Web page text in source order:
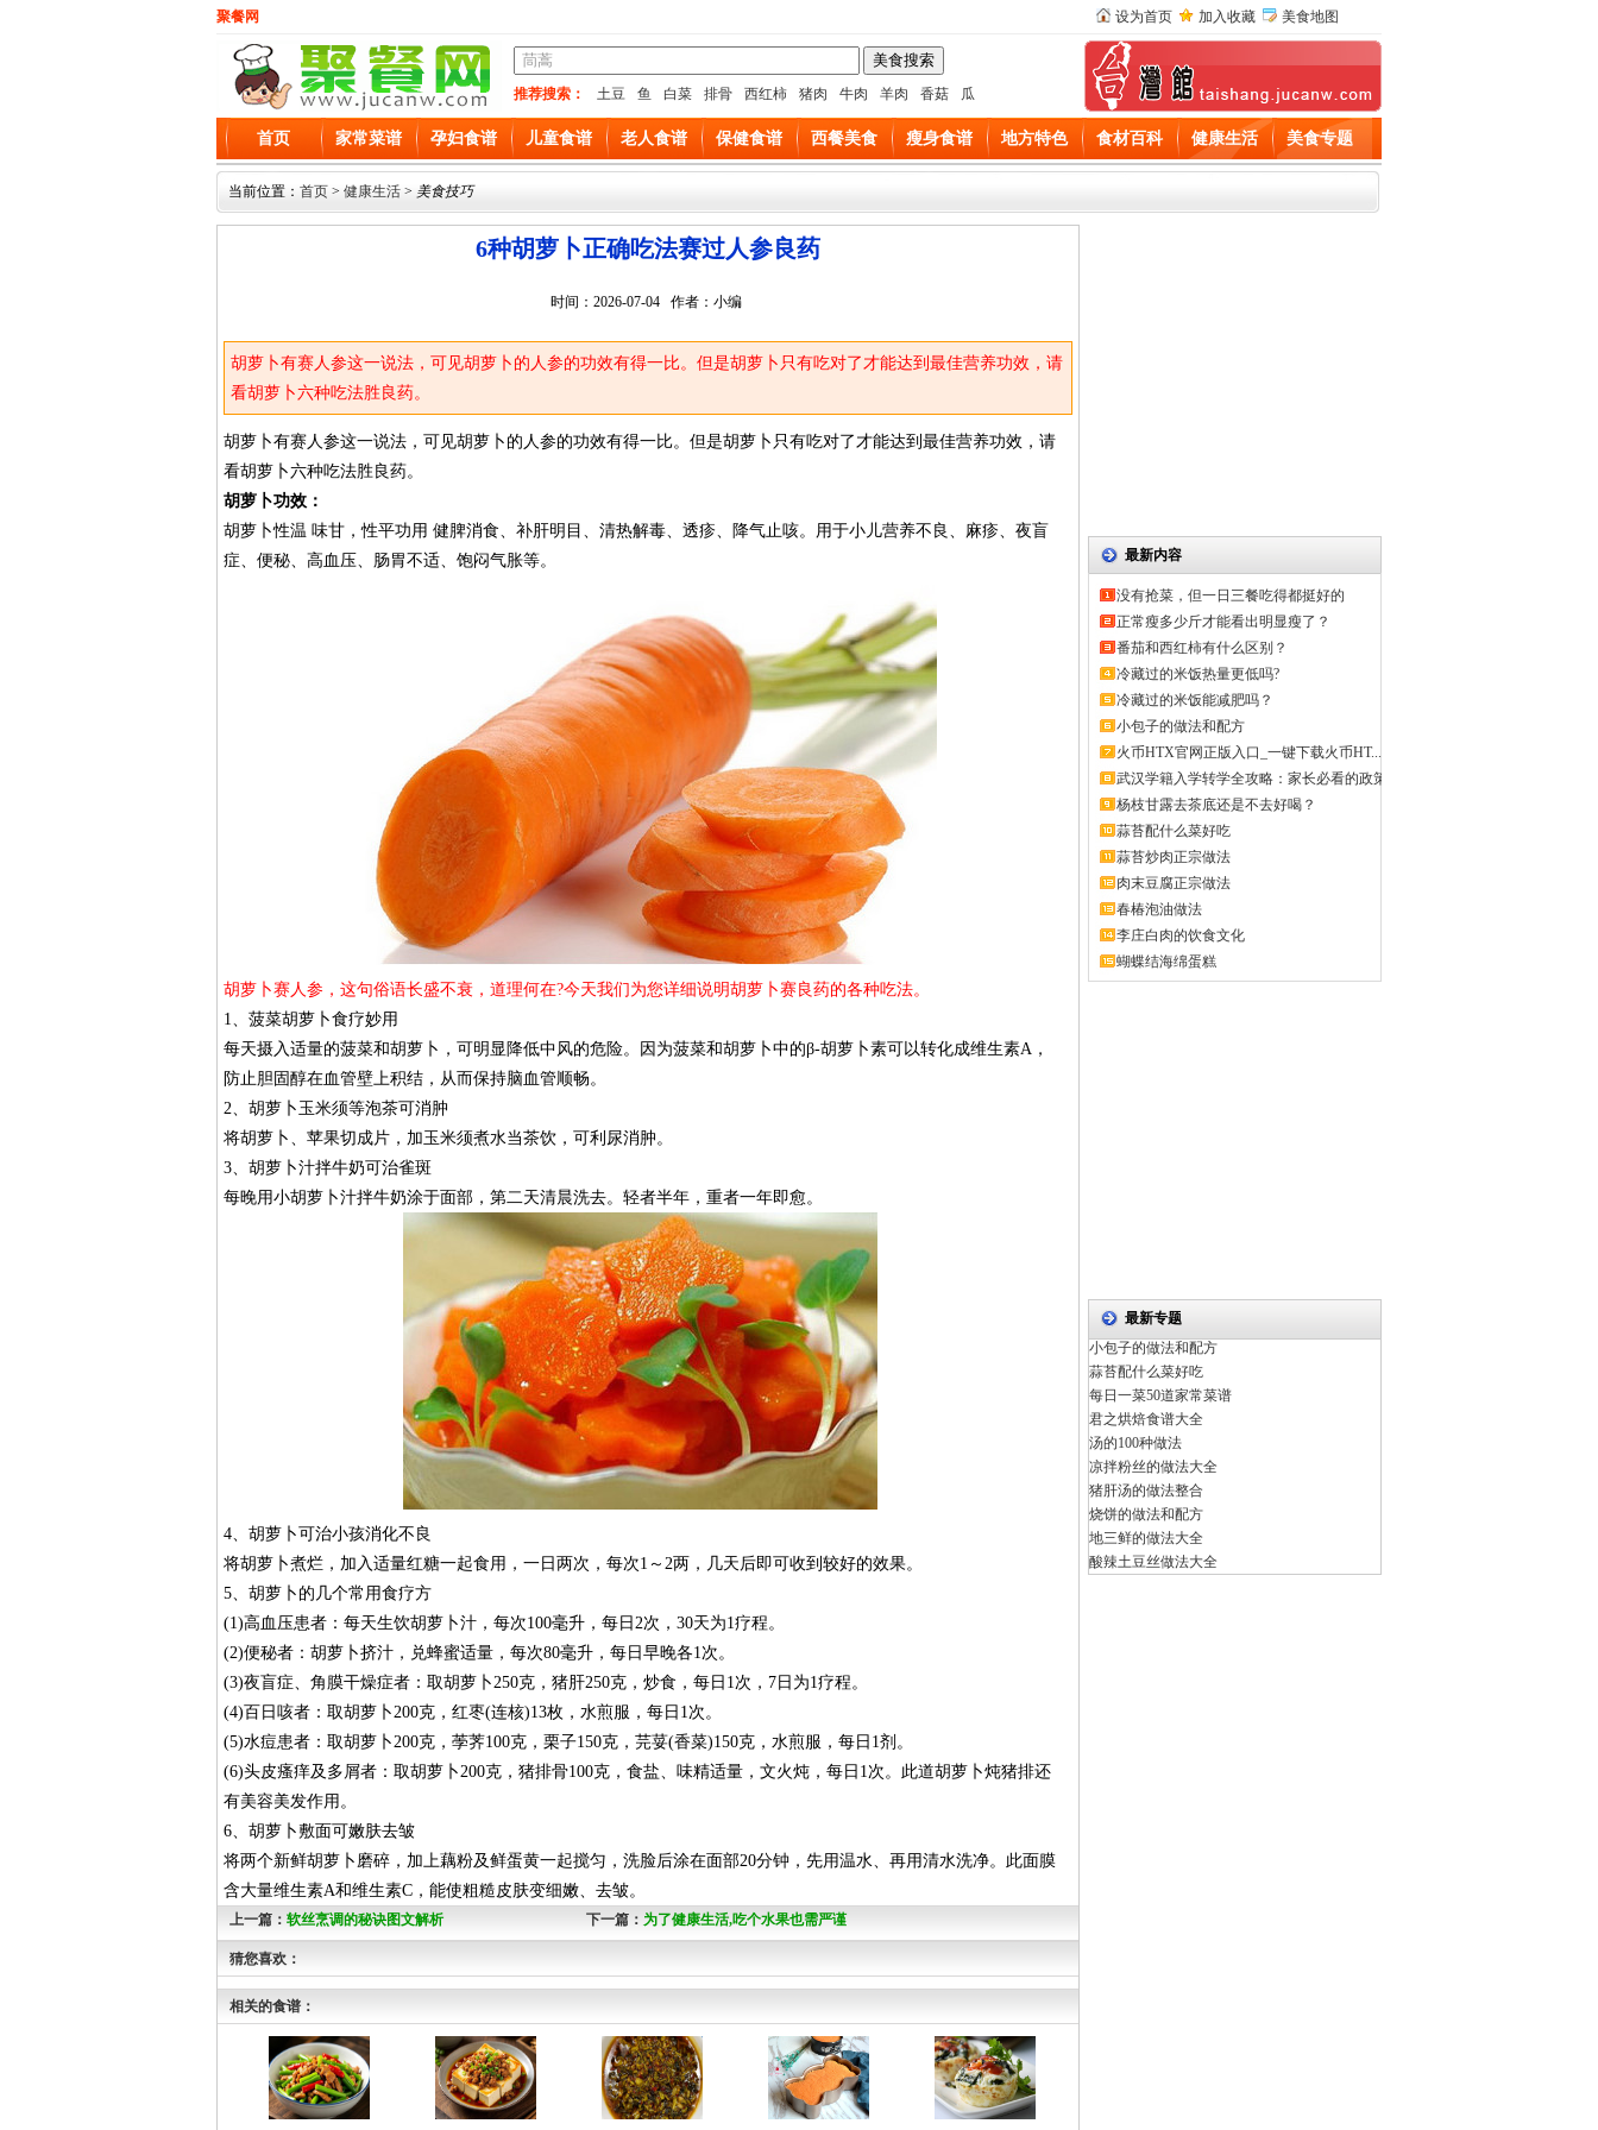
聚餐网 设为首页 加入收藏 美食地图
推荐搜索： 土豆 鱼 白菜 排骨 西红柿 猪肉 牛肉 羊肉 香菇 瓜
首页 家常菜谱 孕妇食谱 儿童食谱 老人食谱 保健食谱 西餐美食 瘦身食谱 地方特色 食材百科 健康生活 美食专题
当前位置： 首页 > 健康生活 > 美食技巧
6种胡萝卜正确吃法赛过人参良药
时间：2026-07-04 作者：小编
胡萝卜有赛人参这一说法，可见胡萝卜的人参的功效有得一比。但是胡萝卜只有吃对了才能达到最佳营养功效，请
看胡萝卜六种吃法胜良药。
胡萝卜有赛人参这一说法，可见胡萝卜的人参的功效有得一比。但是胡萝卜只有吃对了才能达到最佳营养功效，请
看胡萝卜六种吃法胜良药。
胡萝卜功效：
胡萝卜性温 味甘，性平功用 健脾消食、补肝明目、清热解毒、透疹、降气止咳。用于小儿营养不良、麻疹、夜盲
症、便秘、高血压、肠胃不适、饱闷气胀等。
胡萝卜赛人参，这句俗语长盛不衰，道理何在?今天我们为您详细说明胡萝卜赛良药的各种吃法。
1、菠菜胡萝卜食疗妙用
每天摄入适量的菠菜和胡萝卜，可明显降低中风的危险。因为菠菜和胡萝卜中的β-胡萝卜素可以转化成维生素A，
防止胆固醇在血管壁上积结，从而保持脑血管顺畅。
2、胡萝卜玉米须等泡茶可消肿
将胡萝卜、苹果切成片，加玉米须煮水当茶饮，可利尿消肿。
3、胡萝卜汁拌牛奶可治雀斑
每晚用小胡萝卜汁拌牛奶涂于面部，第二天清晨洗去。轻者半年，重者一年即愈。
4、胡萝卜可治小孩消化不良
将胡萝卜煮烂，加入适量红糖一起食用，一日两次，每次1～2两，几天后即可收到较好的效果。
5、胡萝卜的几个常用食疗方
(1)高血压患者：每天生饮胡萝卜汁，每次100毫升，每日2次，30天为1疗程。
(2)便秘者：胡萝卜挤汁，兑蜂蜜适量，每次80毫升，每日早晚各1次。
(3)夜盲症、角膜干燥症者：取胡萝卜250克，猪肝250克，炒食，每日1次，7日为1疗程。
(4)百日咳者：取胡萝卜200克，红枣(连核)13枚，水煎服，每日1次。
(5)水痘患者：取胡萝卜200克，荸荠100克，栗子150克，芫荽(香菜)150克，水煎服，每日1剂。
(6)头皮瘙痒及多屑者：取胡萝卜200克，猪排骨100克，食盐、味精适量，文火炖，每日1次。此道胡萝卜炖猪排还
有美容美发作用。
6、胡萝卜敷面可嫩肤去皱
将两个新鲜胡萝卜磨碎，加上藕粉及鲜蛋黄一起搅匀，洗脸后涂在面部20分钟，先用温水、再用清水洗净。此面膜
含大量维生素A和维生素C，能使粗糙皮肤变细嫩、去皱。
上一篇： 软丝烹调的秘诀图文解析 下一篇： 为了健康生活,吃个水果也需严谨
猜您喜欢：
相关的食谱：
最新内容
没有抢菜，但一日三餐吃得都挺好的
正常瘦多少斤才能看出明显瘦了？
番茄和西红柿有什么区别？
冷藏过的米饭热量更低吗?
冷藏过的米饭能减肥吗？
小包子的做法和配方
火币HTX官网正版入口_一键下载火币HT...
武汉学籍入学转学全攻略：家长必看的政策
解...
杨枝甘露去茶底还是不去好喝？
蒜苔配什么菜好吃
蒜苔炒肉正宗做法
肉末豆腐正宗做法
春椿泡油做法
李庄白肉的饮食文化
蝴蝶结海绵蛋糕
最新专题
小包子的做法和配方
蒜苔配什么菜好吃
每日一菜50道家常菜谱
君之烘焙食谱大全
汤的100种做法
凉拌粉丝的做法大全
猪肝汤的做法整合
烧饼的做法和配方
地三鲜的做法大全
酸辣土豆丝做法大全